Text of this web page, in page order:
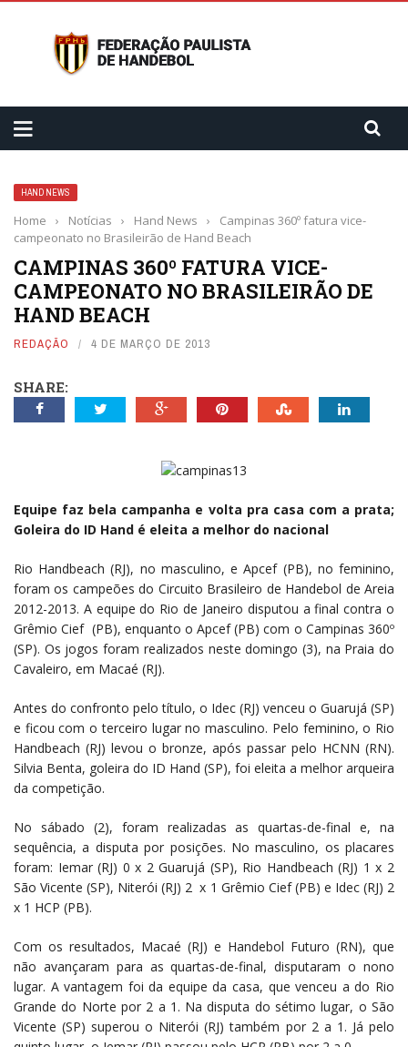
HAND NEWS
Home › Notícias › Hand News ›
Campinas 360º fatura vice-
campeonato no Brasileirão de Hand Beach
CAMPINAS 360º FATURA VICE-
CAMPEONATO NO BRASILEIRÃO DE
HAND BEACH
REDAÇÃO 4 DE MARÇO DE 2013
SHARE:
Equipe faz bela campanha e volta pra casa com a prata;
Goleira do ID Hand é eleita a melhor do nacional
Rio Handbeach (RJ), no masculino, e Apcef (PB), no feminino,
foram os campeões do Circuito Brasileiro de Handebol de Areia
2012-2013. A equipe do Rio de Janeiro disputou a final contra o
Grêmio Cief (PB), enquanto o Apcef (PB) com o Campinas 360º
(SP). Os jogos foram realizados neste domingo (3), na Praia do
Cavaleiro, em Macaé (RJ).
Antes do confronto pelo título, o Idec (RJ) venceu o Guarujá (SP)
e ficou com o terceiro lugar no masculino. Pelo feminino, o Rio
Handbeach (RJ) levou o bronze, após passar pelo HCNN (RN).
Silvia Benta, goleira do ID Hand (SP), foi eleita a melhor arqueira
da competição.
No sábado (2), foram realizadas as quartas-de-final e, na
sequência, a disputa por posições. No masculino, os placares
foram: Iemar (RJ) 0 x 2 Guarujá (SP), Rio Handbeach (RJ) 1 x 2
São Vicente (SP), Niterói (RJ) 2 x 1 Grêmio Cief (PB) e Idec (RJ) 2
x 1 HCP (PB).
Com os resultados, Macaé (RJ) e Handebol Futuro (RN), que
não avançaram para as quartas-de-final, disputaram o nono
lugar. A vantagem foi da equipe da casa, que venceu a do Rio
Grande do Norte por 2 a 1. Na disputa do sétimo lugar, o São
Vicente (SP) superou o Niterói (RJ) também por 2 a 1. Já pelo